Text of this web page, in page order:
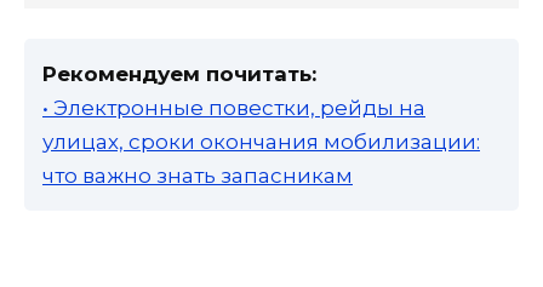
Рекомендуем почитать:
• Электронные повестки, рейды на
улицах, сроки окончания мобилизации:
что важно знать запасникам